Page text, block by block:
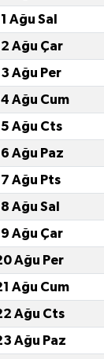
Ağu Sal
Ağu Çar
Ağu Per
Ağu Cum
Ağu Cts
Ağu Paz
Ağu Pts
Ağu Sal
Ağu Çar
Ağu Per
Ağu Cum
Ağu Cts
Ağu Paz